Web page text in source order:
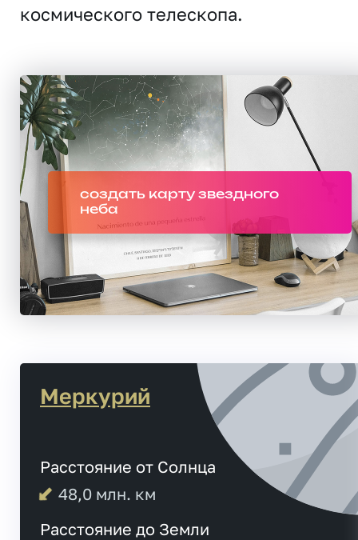
космического телескопа.
создать карту звездного
неба
Меркурий
Расстояние от Солнца
48,0 млн. км
Расстояние до Земли